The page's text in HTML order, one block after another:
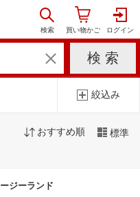
絞込み
おすすめ順 標準
ジーランド